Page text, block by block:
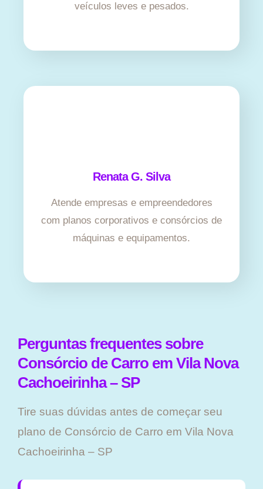
veículos leves e pesados.
Renata G. Silva
Atende empresas e empreendedores
com planos corporativos e consórcios de
máquinas e equipamentos.
Perguntas frequentes sobre
Consórcio de Carro em Vila Nova
Cachoeirinha – SP
Tire suas dúvidas antes de começar seu
plano ​de Consórcio de Carro em Vila Nova
Cachoeirinha – SP